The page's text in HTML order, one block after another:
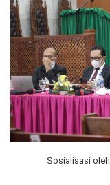
Sosialisasi